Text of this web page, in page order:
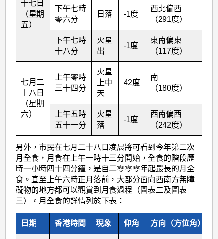
十七日
（星期
五）
下午七時
零六分
日落 -1度
西北偏西
（291度）
下午七時
十八分
火星
出
-1度
東南偏東
（117度）
七月二
十八日
（星期
六）
上午零時
三十四分
火星
上中
天
42度
南
（180度）
上午五時
五十一分
火星
落
-1度
西南偏西
（242度）
另外，市民在七月二十八日凌晨將可看到今年第二次
月全食，月食在上午一時十三分開始，全食的階段歷
時一小時四十四分鐘，是自二零零零年起最長的月全
食。直至上午六時正月落前，大部分面向西南方無障
礙物的地方都可以觀賞到月食過程（圖表二及圖表
三）。月全食的詳情列於下表：
日期 香港時間 現象 仰角 方向（方位角）